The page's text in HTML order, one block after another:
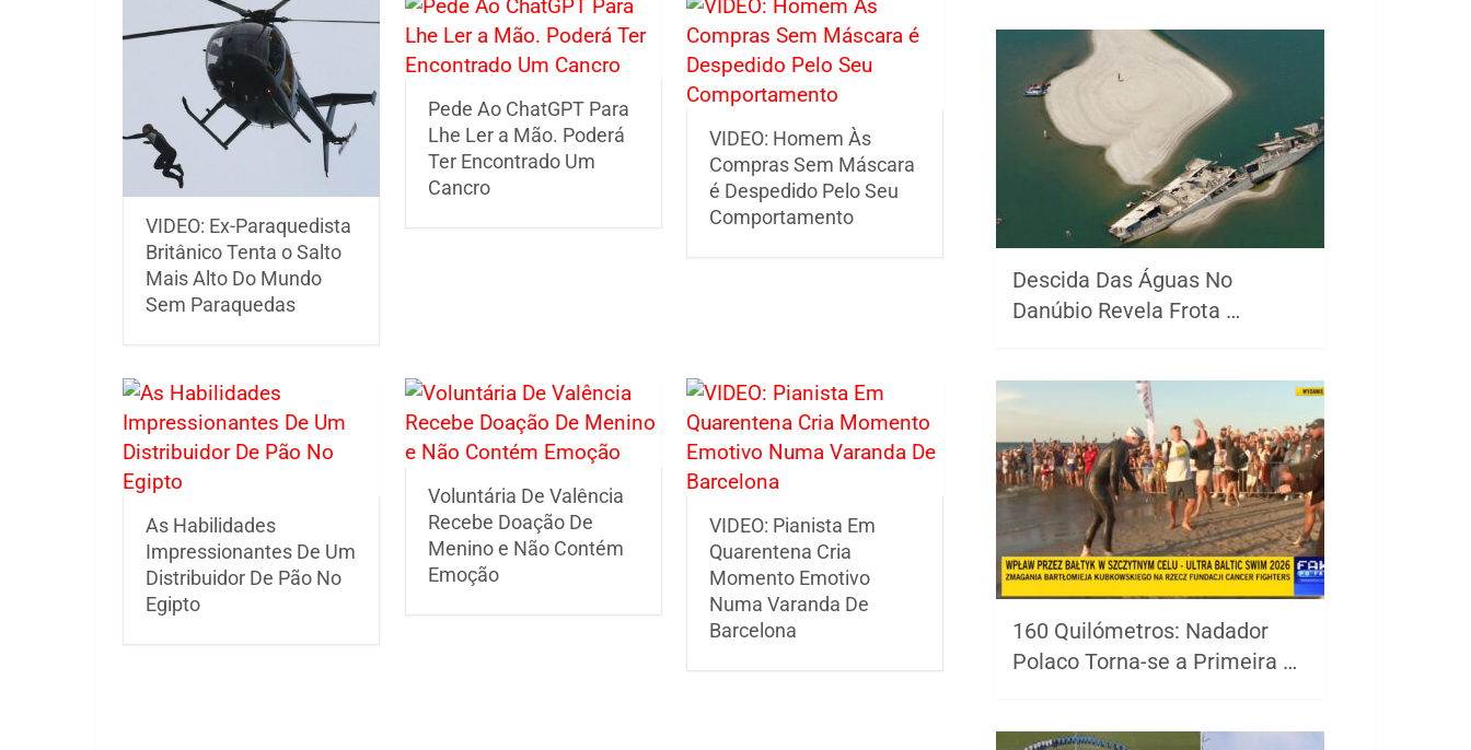
VIDEO: Ex-Paraquedista
Britânico Tenta o Salto
Mais Alto Do Mundo
Sem Paraquedas
Pede Ao ChatGPT Para
Lhe Ler a Mão. Poderá
Ter Encontrado Um
Cancro
VIDEO: Homem Às
Compras Sem Máscara
é Despedido Pelo Seu
Comportamento
As Habilidades
Impressionantes De Um
Distribuidor De Pão No
Egipto
Voluntária De Valência
Recebe Doação De
Menino e Não Contém
Emoção
VIDEO: Pianista Em
Quarentena Cria
Momento Emotivo
Numa Varanda De
Barcelona
Descida Das Águas No
Danúbio Revela Frota …
160 Quilómetros: Nadador
Polaco Torna-se a Primeira …